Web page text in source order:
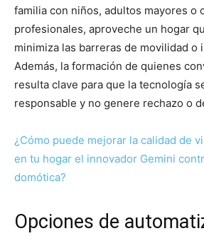
familia con niños, adultos mayores o
profesionales, aproveche un hogar
minimiza las barreras de movilidad o
Además, la formación de quienes
resulta clave para que la tecnología
responsable y no genere rechazo o
¿Cómo puede mejorar la calidad de
en tu hogar el innovador Gemini
domótica?
Opciones de